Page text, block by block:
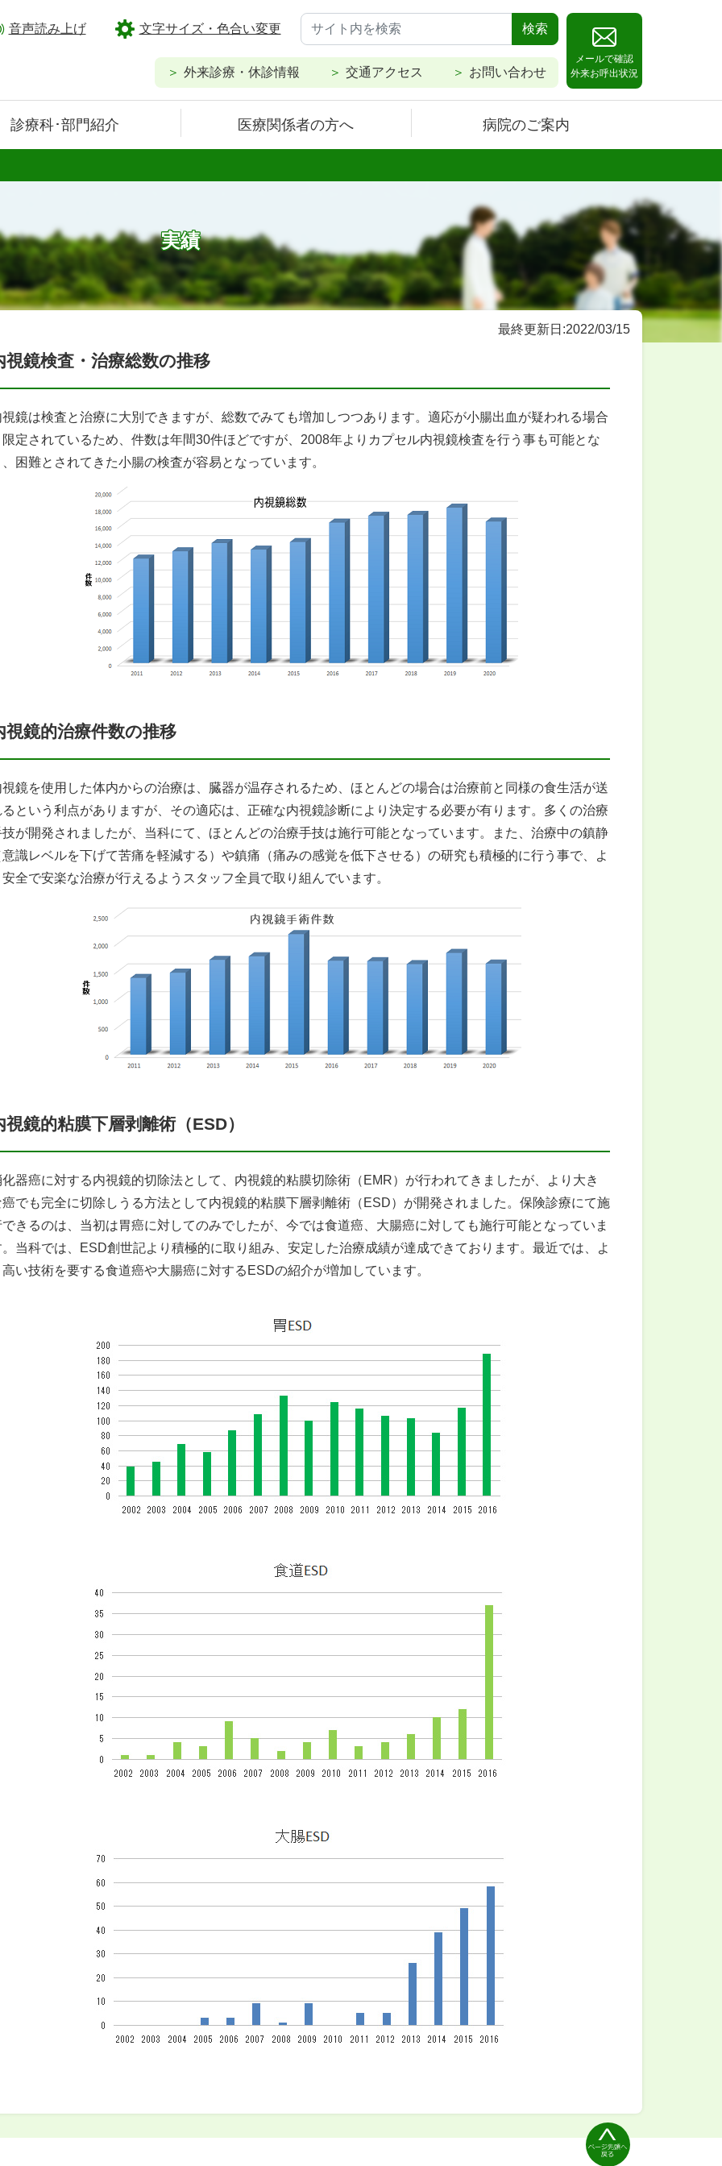
音声読み上げ 文字サイズ・色合い変更 検索
外来診療・休診情報 交通アクセス お問い合わせ
メールで確認
外来お呼出状況
診療科･部門紹介 医療関係者の方へ 病院のご案内
実績
最終更新日:2022/03/15
視鏡検査・治療総数の推移
鏡は検査と治療に大別できますが、総数でみても増加しつつあります。適応が小腸出血が疑われる場合
定されているため、件数は年間30件ほどですが、2008年よりカプセル内視鏡検査を行う事も可能とな
困難とされてきた小腸の検査が容易となっています。
視鏡的治療件数の推移
鏡を使用した体内からの治療は、臓器が温存されるため、ほとんどの場合は治療前と同様の食生活が送
という利点がありますが、その適応は、正確な内視鏡診断により決定する必要が有ります。多くの治療
が開発されましたが、当科にて、ほとんどの治療手技は施行可能となっています。また、治療中の鎮静
識レベルを下げて苦痛を軽減する）や鎮痛（痛みの感覚を低下させる）の研究も積極的に行う事で、よ
全で安楽な治療が行えるようスタッフ全員で取り組んでいます。
視鏡的粘膜下層剥離術（ESD）
器癌に対する内視鏡的切除法として、内視鏡的粘膜切除術（EMR）が行われてきましたが、より大き
でも完全に切除しうる方法として内視鏡的粘膜下層剥離術（ESD）が開発されました。保険診療にて施
きるのは、当初は胃癌に対してのみでしたが、今では食道癌、大腸癌に対しても施行可能となっていま
当科では、ESD創世記より積極的に取り組み、安定した治療成績が達成できております。最近では、よ
い技術を要する食道癌や大腸癌に対するESDの紹介が増加しています。